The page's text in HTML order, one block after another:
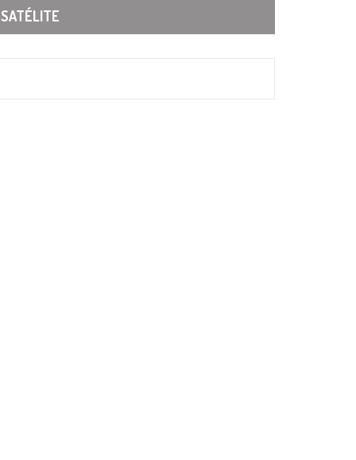
SATÉLITE